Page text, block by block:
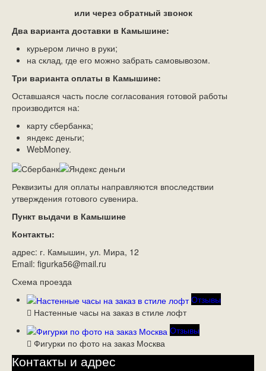
или через обратный звонок
Два варианта доставки в Камышине:
курьером лично в руки;
на склад, где его можно забрать самовывозом.
Три варианта оплаты в Камышине:
Оставшаяся часть после согласования готовой работы
производится на:
карту сбербанка;
яндекс деньги;
WebMoney.
Реквизиты для оплаты направляются впоследствии
утверждения готового сувенира.
Пункт выдачи в Камышине
Контакты:
адрес: г. Камышин, ул. Мира, 12
Email: figurka56@mail.ru
Схема проезда
Отзывы
Настенные часы на заказ в стиле лофт
Отзывы
Фигурки по фото на заказ Москва
Контакты и адрес